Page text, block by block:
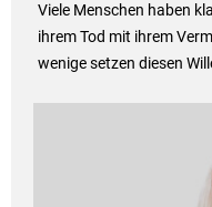
Viele Menschen haben
ihrem Tod mit ihrem
wenige setzen diesen